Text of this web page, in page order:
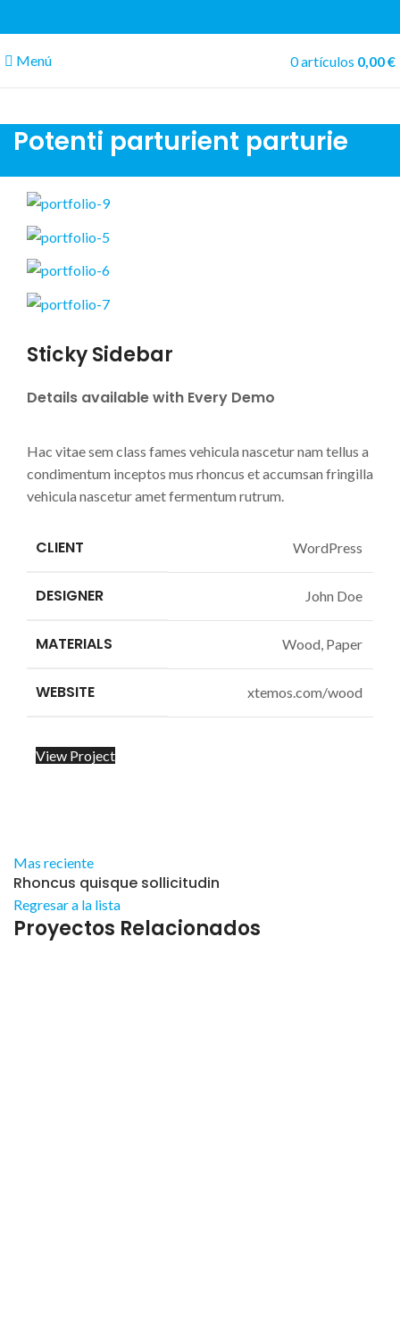
Menú 0artículos 0,00€
Potenti parturient parturie
Sticky Sidebar
Details available with Every Demo
Hac vitae sem class fames vehicula nascetur nam tellus a
condimentum inceptos mus rhoncus et accumsan fringilla
vehicula nascetur amet fermentum rutrum.
CLIENT WordPress
DESIGNER John Doe
MATERIALS Wood, Paper
WEBSITE xtemos.com/wood
View Project
Mas reciente
Rhoncus quisque sollicitudin
Regresar a la lista
Proyectos Relacionados